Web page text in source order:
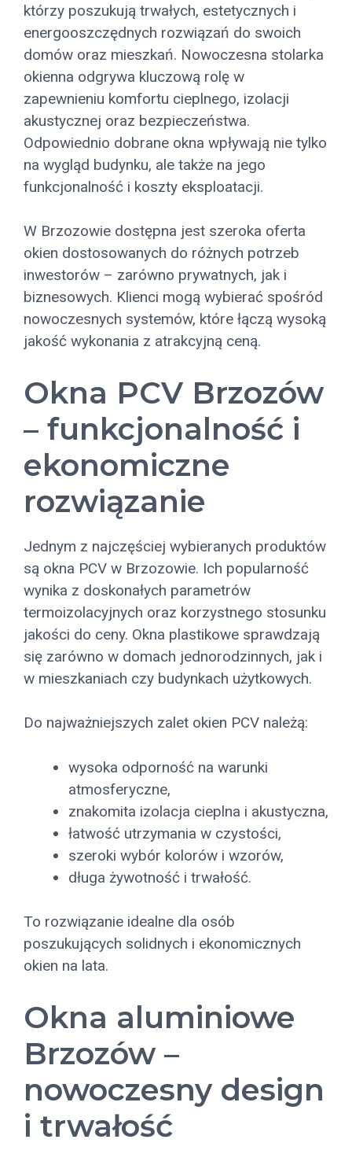
którzy poszukują trwałych, estetycznych i
energooszczędnych rozwiązań do swoich
domów oraz mieszkań. Nowoczesna stolarka
okienna odgrywa kluczową rolę w
zapewnieniu komfortu cieplnego, izolacji
akustycznej oraz bezpieczeństwa.
Odpowiednio dobrane okna wpływają nie tylko
na wygląd budynku, ale także na jego
funkcjonalność i koszty eksploatacji.
W Brzozowie dostępna jest szeroka oferta
okien dostosowanych do różnych potrzeb
inwestorów – zarówno prywatnych, jak i
biznesowych. Klienci mogą wybierać spośród
nowoczesnych systemów, które łączą wysoką
jakość wykonania z atrakcyjną ceną.
Okna PCV Brzozów
– funkcjonalność i
ekonomiczne
rozwiązanie
Jednym z najczęściej wybieranych produktów
są okna PCV w Brzozowie. Ich popularność
wynika z doskonałych parametrów
termoizolacyjnych oraz korzystnego stosunku
jakości do ceny. Okna plastikowe sprawdzają
się zarówno w domach jednorodzinnych, jak i
w mieszkaniach czy budynkach użytkowych.
Do najważniejszych zalet okien PCV należą:
wysoka odporność na warunki
atmosferyczne,
znakomita izolacja cieplna i akustyczna,
łatwość utrzymania w czystości,
szeroki wybór kolorów i wzorów,
długa żywotność i trwałość.
To rozwiązanie idealne dla osób
poszukujących solidnych i ekonomicznych
okien na lata.
Okna aluminiowe
Brzozów –
nowoczesny design
i trwałość